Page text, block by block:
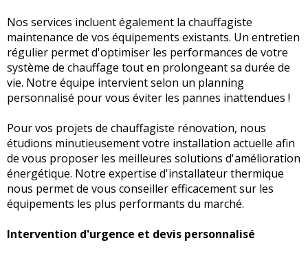
Nos services incluent également la chauffagiste
maintenance de vos équipements existants. Un entretien
régulier permet d'optimiser les performances de votre
système de chauffage tout en prolongeant sa durée de
vie. Notre équipe intervient selon un planning
personnalisé pour vous éviter les pannes inattendues !
Pour vos projets de chauffagiste rénovation, nous
étudions minutieusement votre installation actuelle afin
de vous proposer les meilleures solutions d'amélioration
énergétique. Notre expertise d'installateur thermique
nous permet de vous conseiller efficacement sur les
équipements les plus performants du marché.
Intervention d'urgence et devis personnalisé